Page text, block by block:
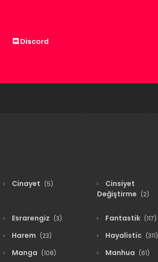
Discord
Cinayet (5)
Cinsiyet
Değiştirme (2)
Esrarengiz (3) Fantastik (117)
Harem (23) Hayalistic (311)
Manga (108) Manhua (61)